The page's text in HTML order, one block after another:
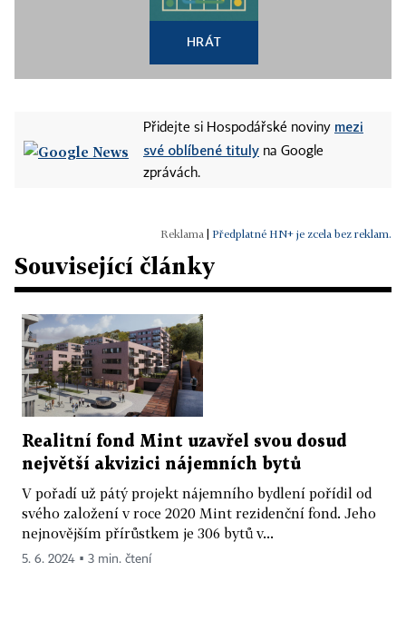
HRÁT
Přidejte si Hospodářské noviny mezi
své oblíbené tituly na Google
zprávách.
Předplatné HN+ je zcela bez reklam.
Související články
Realitní fond Mint uzavřel svou dosud
největší akvizici nájemních bytů
V pořadí už pátý projekt nájemního bydlení pořídil od
svého založení v roce 2020 Mint rezidenční fond. Jeho
nejnovějším přírůstkem je 306 bytů v...
5. 6. 2024 ▪ 3 min. čtení